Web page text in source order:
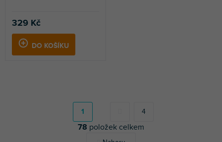
329 Kč
DO KOŠÍKU
O
n
1 4
78 položek celkem